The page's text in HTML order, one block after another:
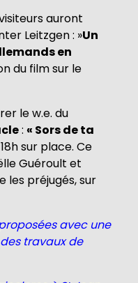
auront
Leitzgen : »Un
en
du film sur le
le w.e. du
: « Sors de ta
sur place. Ce
Guéroult et
les préjugés, sur
avec une
travaux de